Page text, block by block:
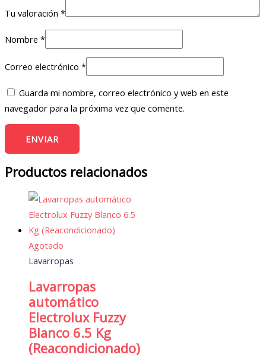
Tu valoración *
Nombre *
Correo electrónico *
Guarda mi nombre, correo electrónico y web en este
navegador para la próxima vez que comente.
Productos relacionados
Agotado
Lavarropas
Lavarropas
automático
Electrolux Fuzzy
Blanco 6.5 Kg
(Reacondicionado)